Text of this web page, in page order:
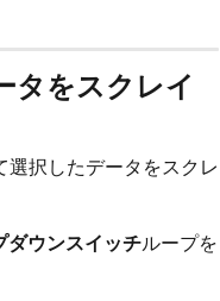
タをスクレイ
択したデータをスクレ
ダウンスイッチループを